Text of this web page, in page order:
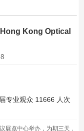
Kong Optical
专业观众 11666 人次
展览中心举办，为期三天，